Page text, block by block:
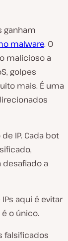
ganham
malware. O
malicioso a
golpes
mais. É uma
IP. Cada bot
a
aqui é evitar
o único.
falsificados